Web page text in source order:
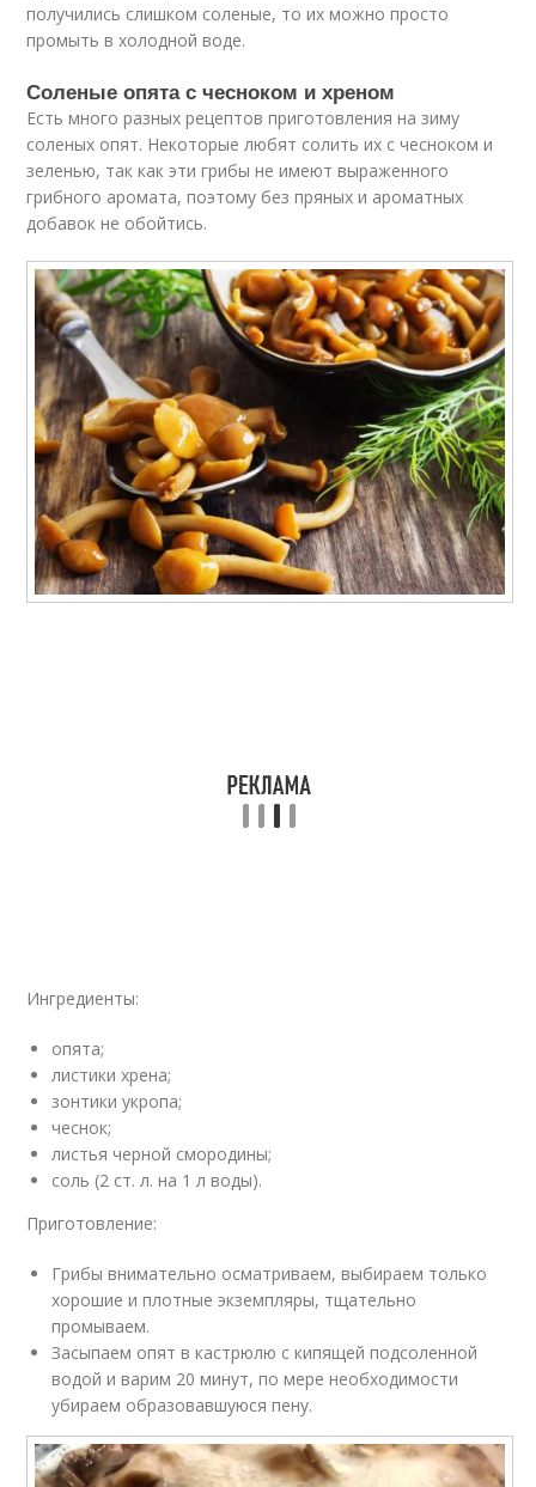
получились слишком соленые, то их можно просто
промыть в холодной воде.
Соленые опята с чесноком и хреном
Есть много разных рецептов приготовления на зиму
соленых опят. Некоторые любят солить их с чесноком и
зеленью, так как эти грибы не имеют выраженного
грибного аромата, поэтому без пряных и ароматных
добавок не обойтись.
Ингредиенты:
опята;
листики хрена;
зонтики укропа;
чеснок;
листья черной смородины;
соль (2 ст. л. на 1 л воды).
Приготовление:
Грибы внимательно осматриваем, выбираем только
хорошие и плотные экземпляры, тщательно
промываем.
Засыпаем опят в кастрюлю с кипящей подсоленной
водой и варим 20 минут, по мере необходимости
убираем образовавшуюся пену.